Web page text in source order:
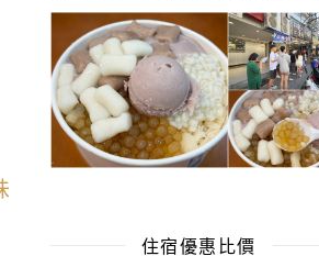
住宿優惠比價